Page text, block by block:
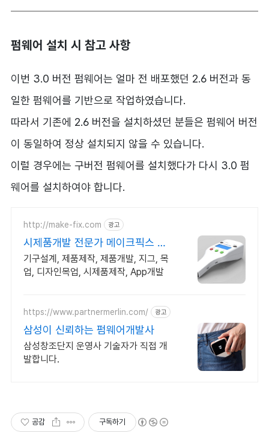
펌웨어 설치 시 참고 사항
이번 3.0 버전 펌웨어는 얼마 전 배포했던 2.6 버전과 동
일한 펌웨어를 기반으로 작업하였습니다.
따라서 기존에 2.6 버전을 설치하셨던 분들은 펌웨어 버전
이 동일하여 정상 설치되지 않을 수 있습니다.
이럴 경우에는 구버전 펌웨어를 설치했다가 다시 3.0 펌
웨어를 설치하여야 합니다.
http://make-fix.com 광고
시제품개발 전문가 메이크픽스 고
퀄리티 시제품개발
기구설계, 제품제작, 제품개발, 지그, 목
업, 디자인목업, 시제품제작, App개발
https://www.partnermerlin.com/ 광고
삼성이 신뢰하는 펌웨어개발사
삼성창조단지 운영사 기술자가 직접 개
발합니다.
공감 구독하기